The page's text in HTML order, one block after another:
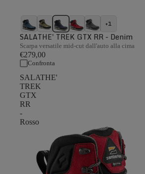
+1
SALATHE' TREK GTX RR - Denim
Scarpa versatile mid-cut dall'auto alla cima
€279,00
Confronta
SALATHE'
TREK
GTX
RR
-
Rosso